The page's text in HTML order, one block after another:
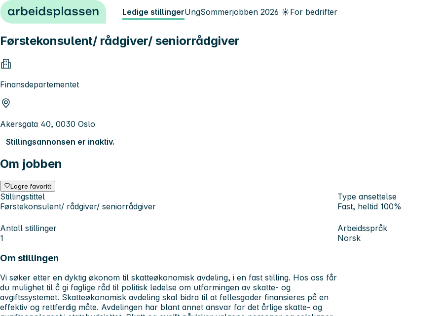
Hopp til innhold Ledige stillingerUngSommerjobben 2026 ☀️For bedrifter
Førstekonsulent/ rådgiver/ seniorrådgiver
Finansdepartementet
Akersgata 40, 0030 Oslo
Stillingsannonsen er inaktiv.
Om jobben
Lagre favoritt
Stillingstittel
Førstekonsulent/ rådgiver/ seniorrådgiver
Type ansettelse
Fast, heltid 100%
Antall stillinger
1
Arbeidsspråk
Norsk
Om stillingen
Vi søker etter en dyktig økonom til skatteøkonomisk avdeling, i en fast stilling. Hos oss får
du mulighet til å gi faglige råd til politisk ledelse om utformingen av skatte- og
avgiftssystemet. Skatteøkonomisk avdeling skal bidra til at fellesgoder finansieres på en
effektiv og rettferdig måte. Avdelingen har blant annet ansvar for det årlige skatte- og